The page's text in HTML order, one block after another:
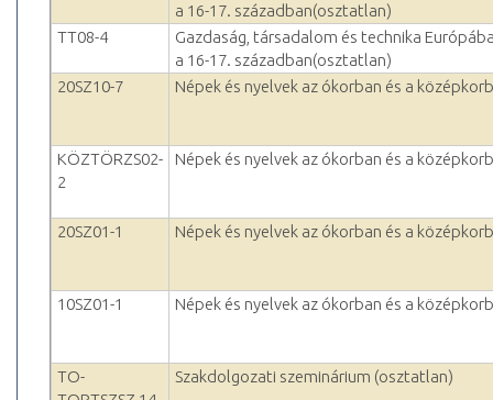
a 16-17. században(osztatlan)
TT08-4
Gazdaság, társadalom és technika
a 16-17. században(osztatlan)
20SZ10-7
Népek és nyelvek az ókorban és a
KÖZTÖRZS02-
2
Népek és nyelvek az ókorban és a
20SZ01-1 Népek és nyelvek az ókorban és a
10SZ01-1 Népek és nyelvek az ókorban és a
TO-
Szakdolgozati szeminárium (osztatlan)